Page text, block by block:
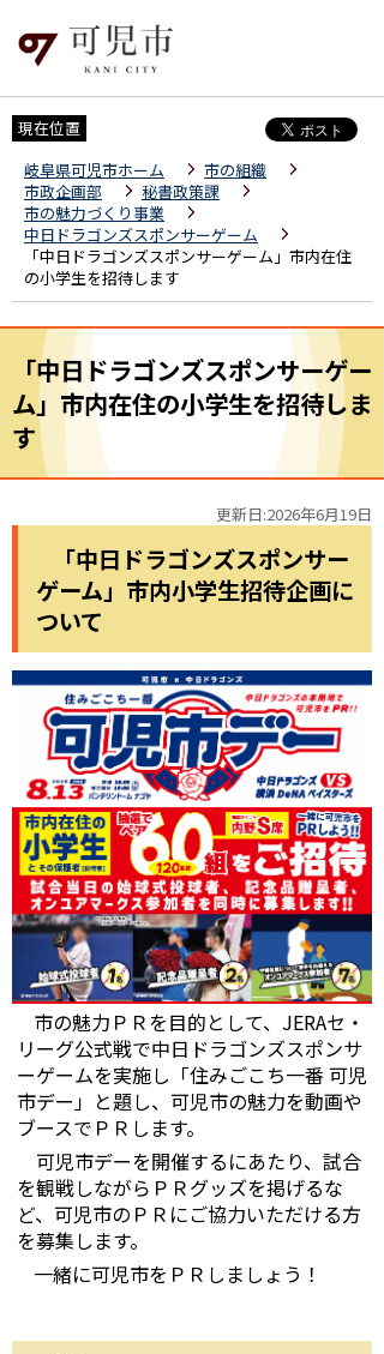
現在位置
岐阜県可児市ホーム
市の組織
市政企画部
秘書政策課
市の魅力づくり事業
中日ドラゴンズスポンサーゲーム
「中日ドラゴンズスポンサーゲーム」市内在住
の小学生を招待します
「中日ドラゴンズスポンサーゲー
ム」市内在住の小学生を招待しま
す
更新日:2026年6月19日
「中日ドラゴンズスポンサー
ゲーム」市内小学生招待企画に
ついて
市の魅力ＰＲを目的として、JERAセ・
リーグ公式戦で中日ドラゴンズスポンサ
ーゲームを実施し「住みごこち一番 可児
市デー」と題し、可児市の魅力を動画や
ブースでＰＲ します。
可児市デーを開催するにあたり、試合
を観戦しながらＰＲグッズを掲げるな
ど、可児市のＰＲにご協力いただける方
を募集します。
一緒に可児市をＰＲしましょう！